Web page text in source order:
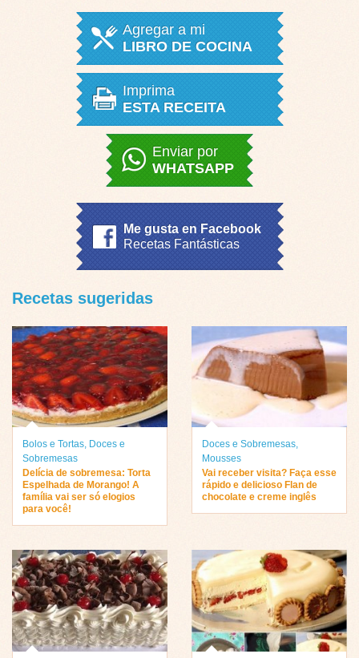
Agregar a mi
LIBRO DE COCINA
Imprima
ESTA RECEITA
Enviar por
WHATSAPP
Me gusta en Facebook
Recetas Fantásticas
Recetas sugeridas
Bolos e Tortas, Doces e
Sobremesas
Delícia de sobremesa: Torta
Espelhada de Morango! A
família vai ser só elogios
para você!
Doces e Sobremesas,
Mousses
Vai receber visita? Faça esse
rápido e delicioso Flan de
chocolate e creme inglês